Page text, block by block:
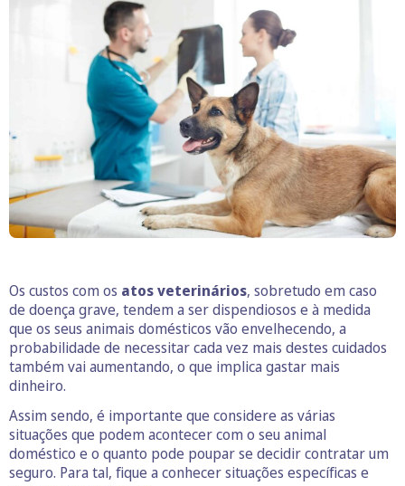
Os custos com os atos veterinários, sobretudo em caso
de doença grave, tendem a ser dispendiosos e à medida
que os seus animais domésticos vão envelhecendo, a
probabilidade de necessitar cada vez mais destes cuidados
também vai aumentando, o que implica gastar mais
dinheiro.
Assim sendo, é importante que considere as várias
situações que podem acontecer com o seu animal
doméstico e o quanto pode poupar se decidir contratar um
seguro. Para tal, fique a conhecer situações específicas e